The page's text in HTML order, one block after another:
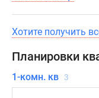
остеклением
в
лоджиях.
передаются
Хотите получить
Планировки
1-комн. кв 3